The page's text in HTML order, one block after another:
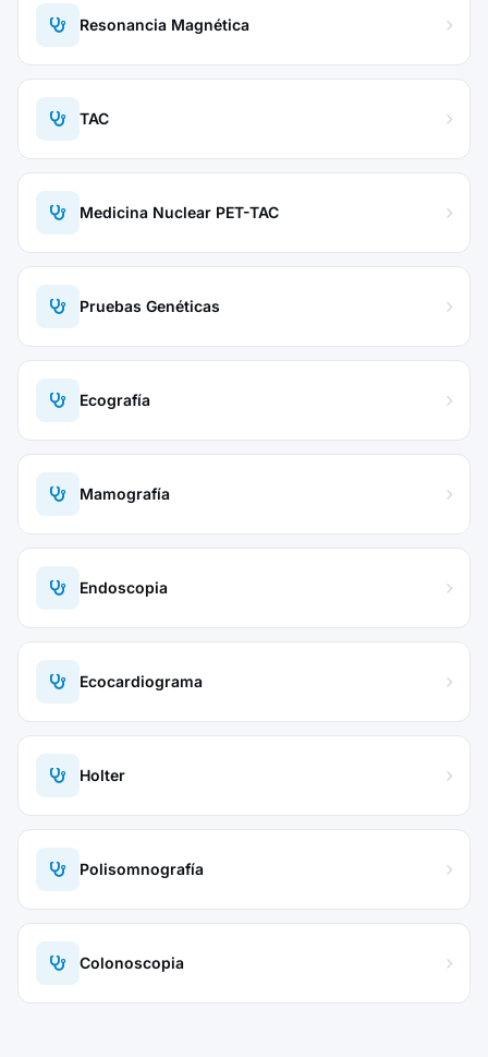
Resonancia Magnética
TAC
Medicina Nuclear PET-TAC
Pruebas Genéticas
Ecografía
Mamografía
Endoscopia
Ecocardiograma
Holter
Polisomnografía
Colonoscopia